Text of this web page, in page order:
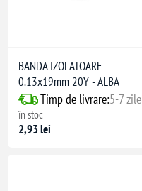
BANDA IZOLATOARE
0.13x19mm 20Y - ALBA
Timp de livrare:5-7 zile
în stoc
2,93 lei